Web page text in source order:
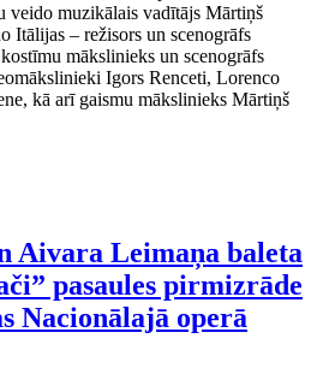
veido muzikālais vadītājs Mārtiņš
Itālijas – režisors un scenogrāfs
mākslinieks un scenogrāfs
Igors Renceti, Lorenco
kā arī gaismu mākslinieks Mārtiņš
Aivara Leimaņa baleta
pasaules pirmizrāde
Nacionālajā operā